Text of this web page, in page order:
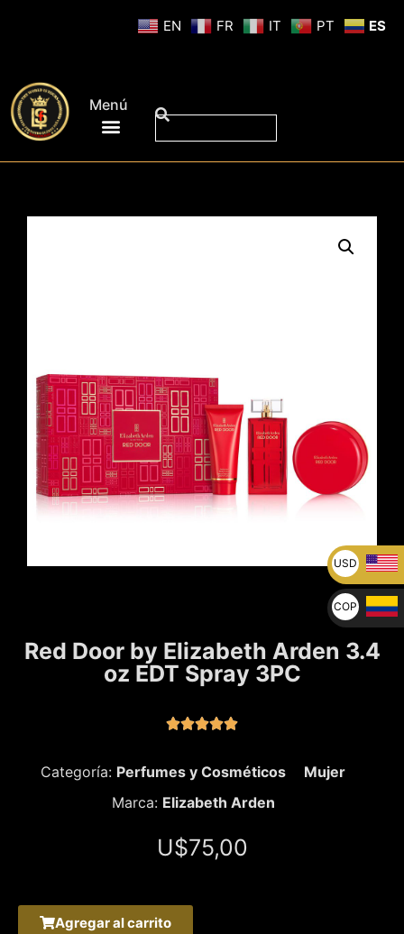
Menú
Red Door by Elizabeth Arden 3.4
oz EDT Spray 3PC

Categoría: Perfumes y Cosméticos
Mujer
Marca: Elizabeth Arden
U$75,00
Agregar al carrito
EN FR IT PT ES
USD
U$
COP
$